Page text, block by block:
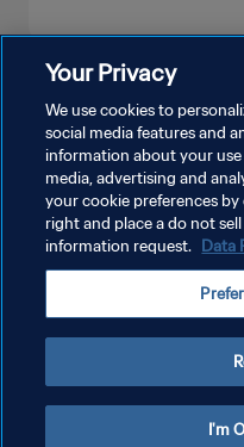
POLITIQUE DE
CONDITIONS D'UTILISATION
GÉRER VOS PRÉFÉRENCES SUR
Copyright © 1994 - 2026 FIFA. Tous
Your Privacy
We use cookies to
social media features and
information about your
media, advertising and
your cookie preferences
right and place a do not
information request. Data
I'm